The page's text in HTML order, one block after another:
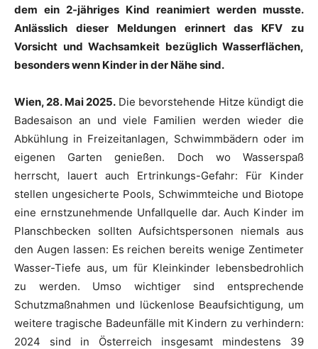
dem ein 2-jähriges Kind reanimiert werden musste.
Anlässlich dieser Meldungen erinnert das KFV zu
Vorsicht und Wachsamkeit bezüglich Wasserflächen,
besonders wenn Kinder in der Nähe sind.
Wien, 28. Mai 2025.Die bevorstehende Hitze kündigt die
Badesaison an und viele Familien werden wieder die
Abkühlung in Freizeitanlagen, Schwimmbädern oder im
eigenen Garten genießen. Doch wo Wasserspaß
herrscht, lauert auch Ertrinkungs-Gefahr: Für Kinder
stellen ungesicherte Pools, Schwimmteiche und Biotope
eine ernstzunehmende Unfallquelle dar. Auch Kinder im
Planschbecken sollten Aufsichtspersonen niemals aus
den Augen lassen: Es reichen bereits wenige Zentimeter
Wasser-Tiefe aus, um für Kleinkinder lebensbedrohlich
zu werden. Umso wichtiger sind entsprechende
Schutzmaßnahmen und lückenlose Beaufsichtigung, um
weitere tragische Badeunfälle mit Kindern zu verhindern:
2024 sind in Österreich insgesamt mindestens 39